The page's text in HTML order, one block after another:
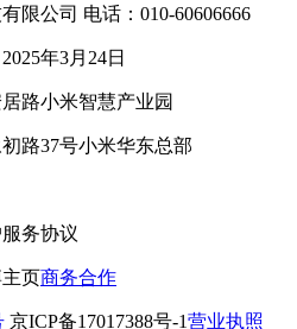
限公司 电话：010-60606666
年3月24日
路小米智慧产业园
路37号小米华东总部
务协议
页商务合作
京ICP备17017388号-1营业执照